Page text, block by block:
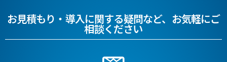
お見積もり・導入に関する疑問など、お気軽にご
相談ください